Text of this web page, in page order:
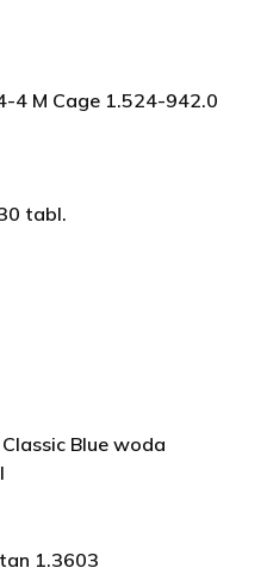
4 M Cage 1.524-942.0
tabl.
Blue woda
1.3603